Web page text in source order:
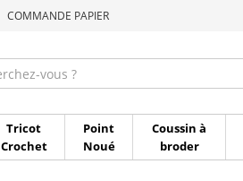
COMMANDE PAPIER
Tricot
Crochet
Point
Noué
Coussin à
broder